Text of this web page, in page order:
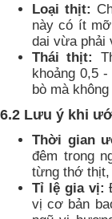
Loại thịt:
này có ít
dai vừa phải
Thái thịt:
khoảng 0,5
bò mà
6.2 Lưu ý khi
Thời gian
đêm trong
từng thớ
Tỉ lệ gia vị:
vị cơ bản